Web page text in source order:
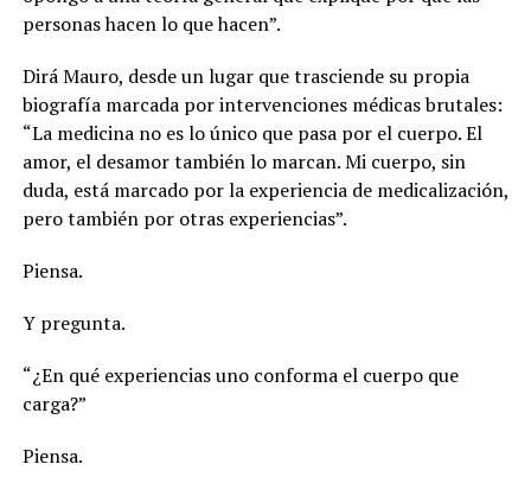
personas hacen lo que hacen”.
Dirá Mauro, desde un lugar que trasciende su propia
biografía marcada por intervenciones médicas brutales:
“La medicina no es lo único que pasa por el cuerpo. El
amor, el desamor también lo marcan. Mi cuerpo, sin
duda, está marcado por la experiencia de medicalización,
pero también por otras experiencias”.
Piensa.
Y pregunta.
“¿En qué experiencias uno conforma el cuerpo que
carga?”
Piensa.